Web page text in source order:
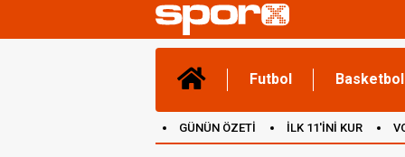
Futbol Basketbol
GÜNÜN ÖZETİ İLK 11'İNİ KUR